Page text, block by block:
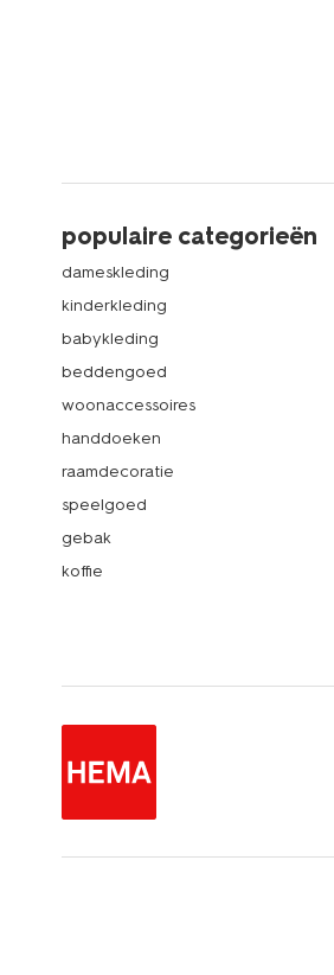
populaire categorieën
dameskleding
kinderkleding
babykleding
beddengoed
woonaccessoires
handdoeken
raamdecoratie
speelgoed
gebak
koffie